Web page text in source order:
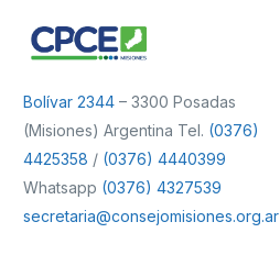
Bolívar 2344 – 3300 Posadas
(Misiones) Argentina Tel. (0376)
4425358 / (0376) 4440399
Whatsapp (0376) 4327539
secretaria@consejomisiones.org.ar